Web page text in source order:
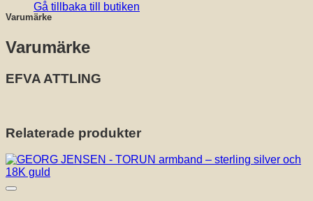
Gå tillbaka till butiken
Varumärke
Varumärke
EFVA ATTLING
Relaterade produkter